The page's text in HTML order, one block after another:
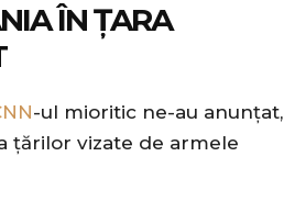
ÎN ȚARA
-ul mioritic ne-au anunțat,
țărilor vizate de armele